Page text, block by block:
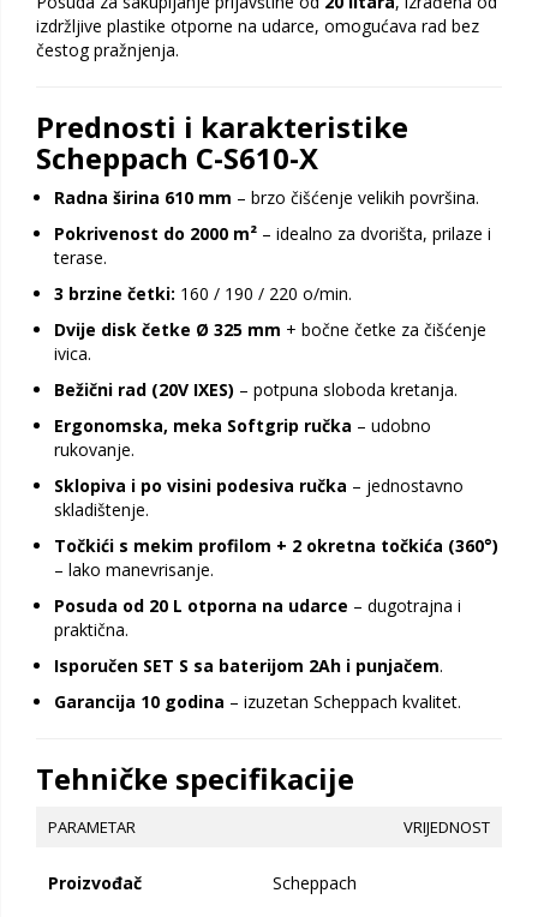
izdržljive plastike otporne na udarce, omogućava rad bez
čestog pražnjenja.
Prednosti i karakteristike
Scheppach C-S610-X
Radna širina 610 mm – brzo čišćenje velikih površina.
Pokrivenost do 2000 m² – idealno za dvorišta, prilaze i
terase.
3 brzine četki: 160 / 190 / 220 o/min.
Dvije disk četke Ø 325 mm + bočne četke za čišćenje
ivica.
Bežični rad (20V IXES) – potpuna sloboda kretanja.
Ergonomska, meka Softgrip ručka – udobno
rukovanje.
Sklopiva i po visini podesiva ručka – jednostavno
skladištenje.
Točkići s mekim profilom + 2 okretna točkića (360°)
– lako manevrisanje.
Posuda od 20 L otporna na udarce – dugotrajna i
praktična.
Isporučen SET S sa baterijom 2Ah i punjačem.
Garancija 10 godina – izuzetan Scheppach kvalitet.
Tehničke specifikacije
PARAMETAR VRIJEDNOST
Proizvođač Scheppach